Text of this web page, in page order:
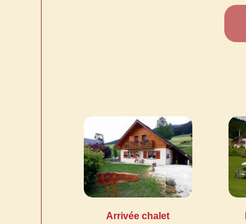
Arrivée chalet